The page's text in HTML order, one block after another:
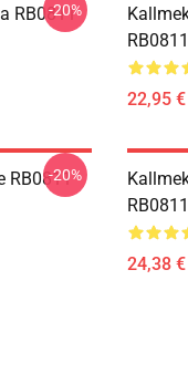
RB0811
-20%
RB0811
22,95
RB0811
-20%
RB0811
24,38